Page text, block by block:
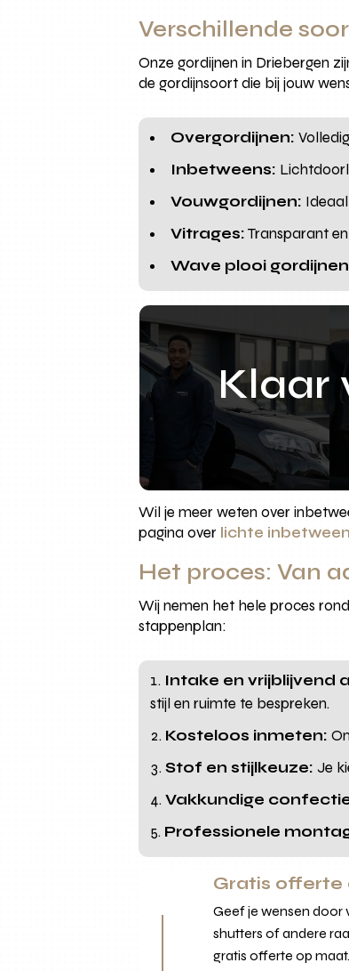
Verschillende
Onze gordijnen in Driebergen
de gordijnsoort die bij jouw
Overgordijnen:
Inbetweens:
Vouwgordijnen:
Vitrages:Transparant
Wave plooi
Klaar
Wil je meer weten over
pagina over lichte
Het proces: Van
Wij nemen het hele proces
stappenplan:
Intake en vrijblijvend
stijl en ruimte te bespreken.
Kosteloos inmeten:
Stof en stijlkeuze: Je
Vakkundige
Professionele
Gratis offerte
Geef je wensen door
shutters of andere
gratis offerte op maat.